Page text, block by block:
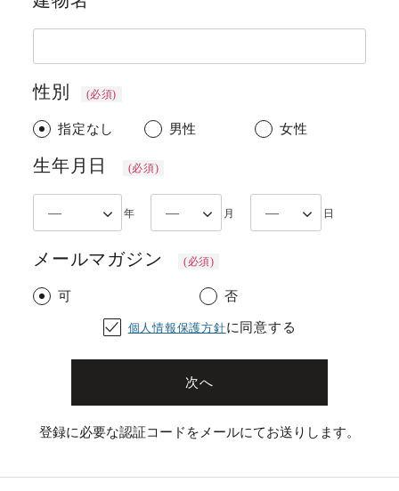
性別 (必須)
指定なし 男性 女性
生年月日 (必須)
メールマガジン (必須)
可 否
個人情報保護方針に同意する
次へ
登録に必要な認証コードをメールにてお送りします。